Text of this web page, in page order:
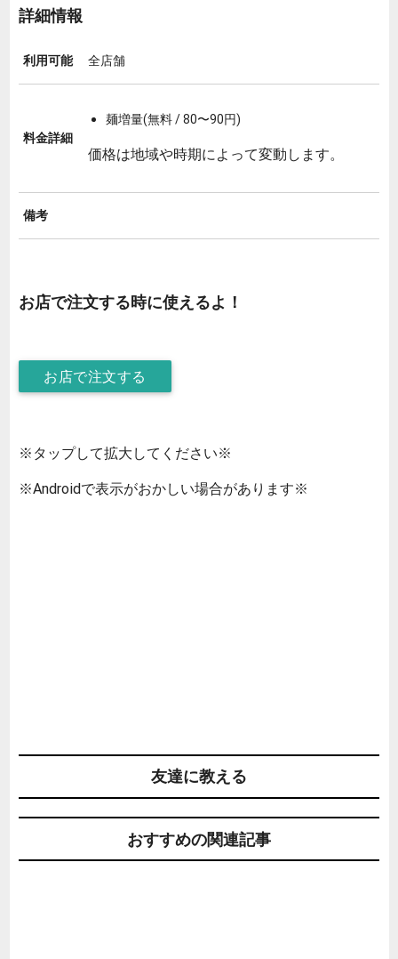
詳細情報
利用可能 全店舗
料金詳細
麺増量(無料 / 80〜90円)
価格は地域や時期によって変動します。
備考
お店で注文する時に使えるよ！
お店で注文する
※タップして拡大してください※
※Androidで表示がおかしい場合があります※
友達に教える
おすすめの関連記事